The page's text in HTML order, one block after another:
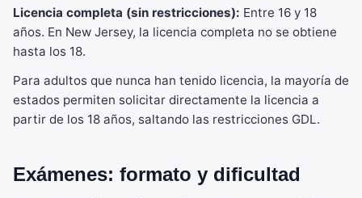
Licencia completa (sin restricciones): Entre 16 y 18
años. En New Jersey, la licencia completa no se obtiene
hasta los 18.
Para adultos que nunca han tenido licencia, la mayoría de
estados permiten solicitar directamente la licencia a
partir de los 18 años, saltando las restricciones GDL.
Exámenes: formato y dificultad